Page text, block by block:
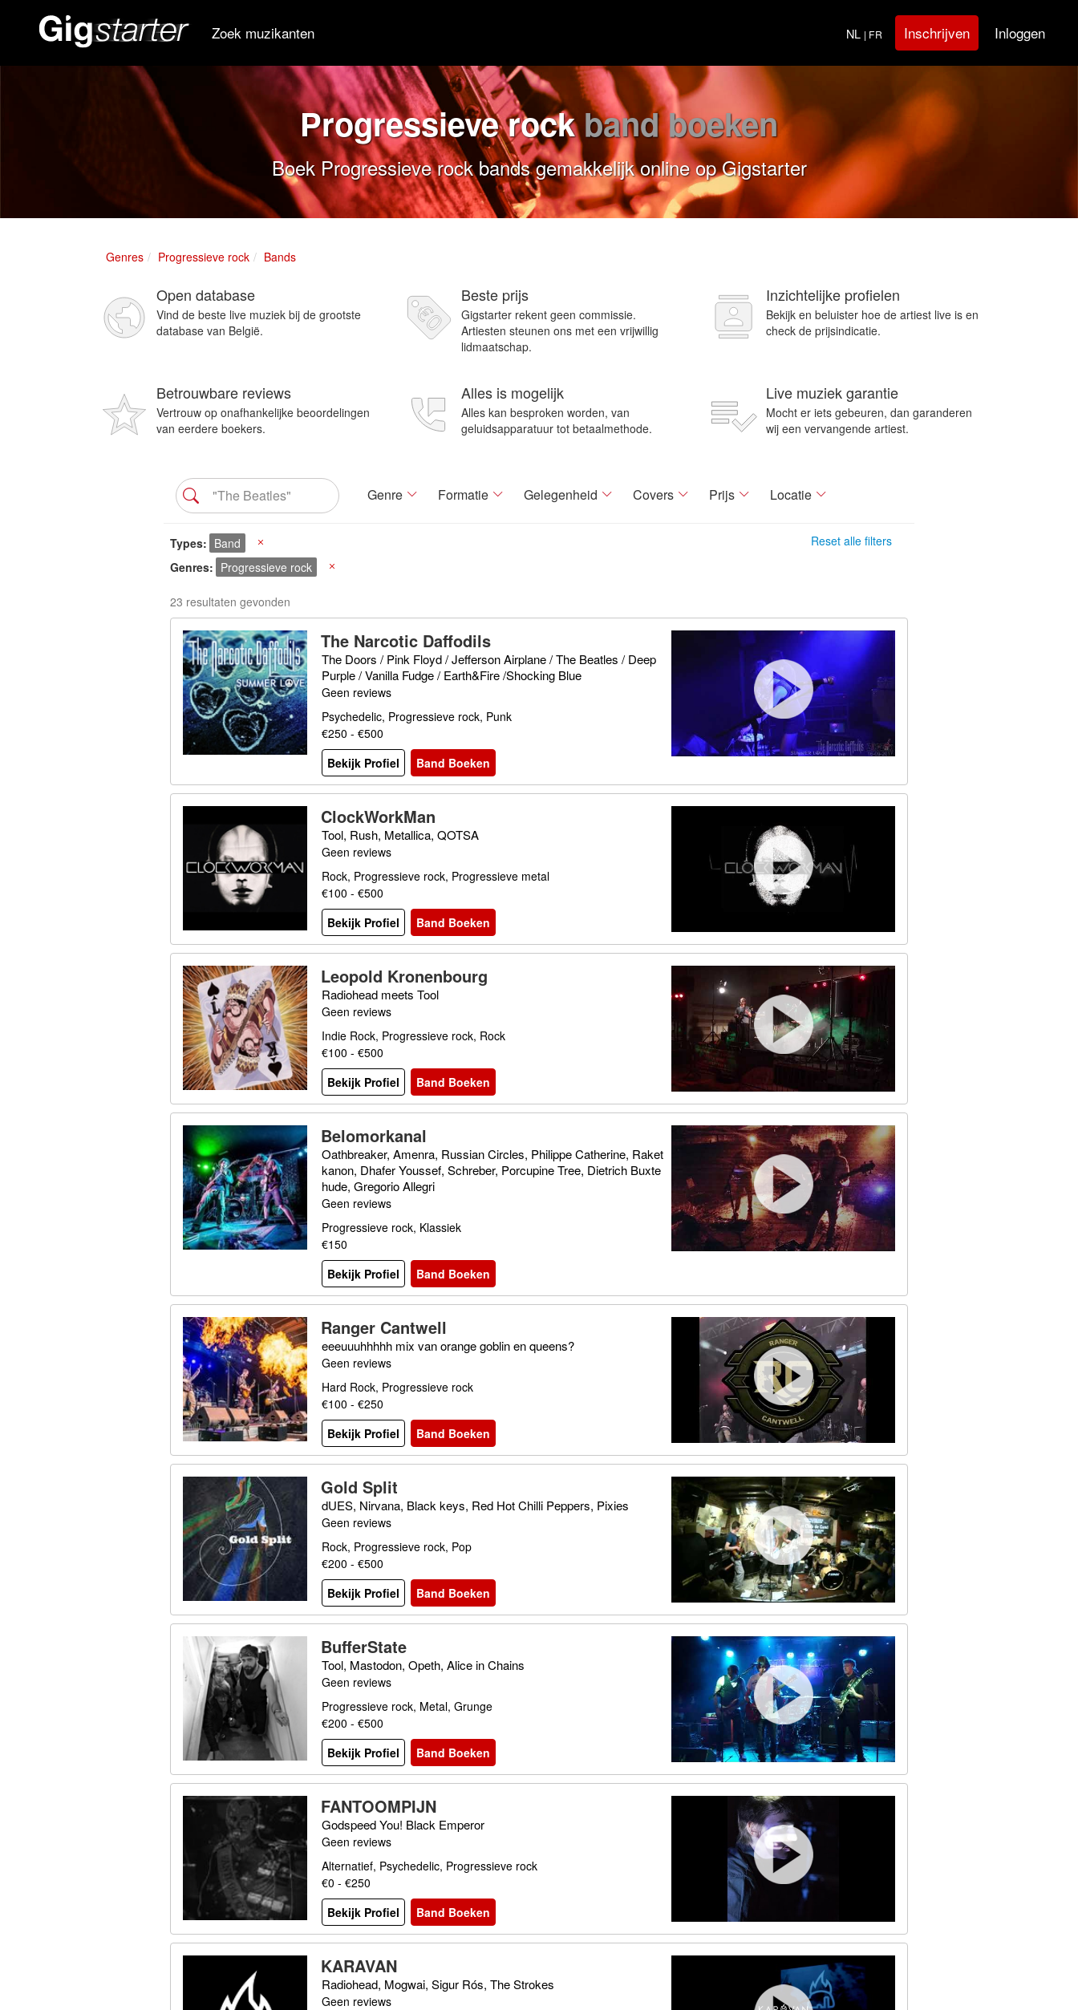
Zoek muzikanten NL | FR Inschrijven Inloggen
Progressieve rockband boeken
Boek Progressieve rock bands gemakkelijk online op Gigstarter
Genres Progressieve rock Bands
Open database
Vind de beste live muziek bij de grootste
database van België.
Beste prijs
Gigstarter rekent geen commissie.
Artiesten steunen ons met een vrijwillig
lidmaatschap.
Inzichtelijke profielen
Bekijk en beluister hoe de artiest live is en
check de prijsindicatie.
Betrouwbare reviews
Vertrouw op onafhankelijke beoordelingen
van eerdere boekers.
Alles is mogelijk
Alles kan besproken worden, van
geluidsapparatuur tot betaalmethode.
Live muziek garantie
Mocht er iets gebeuren, dan garanderen
wij een vervangende artiest.
Genre Formatie Gelegenheid Covers Prijs Locatie
Reset alle filters
Types Band
Genres
Progressieve rock
23 resultaten gevonden
The Narcotic Daffodils
The Doors / Pink Floyd / Jefferson Airplane / The Beatles / Deep
Purple / Vanilla Fudge / Earth&Fire /Shocking Blue
Geen reviews
Psychedelic, Progressieve rock, Punk
€250 - €500
Bekijk Profiel
Band Boeken
ClockWorkMan
Tool, Rush, Metallica, QOTSA
Geen reviews
Rock, Progressieve rock, Progressieve metal
€100 - €500
Bekijk Profiel
Band Boeken
Leopold Kronenbourg
Radiohead meets Tool
Geen reviews
Indie Rock, Progressieve rock, Rock
€100 - €500
Bekijk Profiel
Band Boeken
Belomorkanal
Oathbreaker, Amenra, Russian Circles, Philippe Catherine, Raket
kanon, Dhafer Youssef, Schreber, Porcupine Tree, Dietrich Buxte
hude, Gregorio Allegri
Geen reviews
Progressieve rock, Klassiek
€150
Bekijk Profiel
Band Boeken
Ranger Cantwell
eeeuuuhhhhh mix van orange goblin en queens?
Geen reviews
Hard Rock, Progressieve rock
€100 - €250
Bekijk Profiel
Band Boeken
Gold Split
dUES, Nirvana, Black keys, Red Hot Chilli Peppers, Pixies
Geen reviews
Rock, Progressieve rock, Pop
€200 - €500
Bekijk Profiel
Band Boeken
BufferState
Tool, Mastodon, Opeth, Alice in Chains
Geen reviews
Progressieve rock, Metal, Grunge
€200 - €500
Bekijk Profiel
Band Boeken
FANTOOMPIJN
Godspeed You! Black Emperor
Geen reviews
Alternatief, Psychedelic, Progressieve rock
€0 - €250
Bekijk Profiel
Band Boeken
KARAVAN
Radiohead, Mogwai, Sigur Rós, The Strokes
Geen reviews